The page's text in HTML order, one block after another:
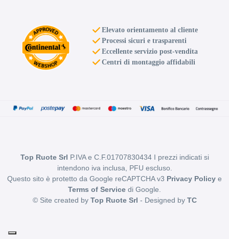
Elevato orientamento al cliente
Processi sicuri e trasparenti
Eccellente servizio post-vendita
Centri di montaggio affidabili
Top Ruote Srl P.IVA e C.F.01707830434 I prezzi indicati si
intendono iva inclusa, PFU escluso.
Questo sito è protetto da Google reCAPTCHA v3 Privacy Policy e
Terms of Service di Google.
© Site created by Top Ruote Srl - Designed by TC